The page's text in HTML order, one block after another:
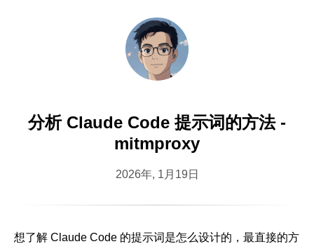
分析 Claude Code 提示词的方法 -
mitmproxy
2026年, 1月19日
想了解 Claude Code 的提示词是怎么设计的，最直接的方